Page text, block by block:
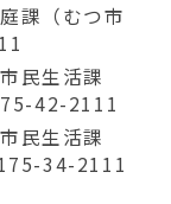
課（むつ市
民生活課
42-2111
民生活課
34-2111